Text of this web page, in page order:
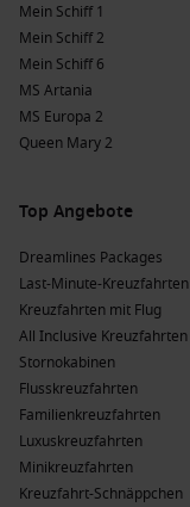
Mein Schiff 1
Mein Schiff 2
Mein Schiff 6
MS Artania
MS Europa 2
Queen Mary 2
Top Angebote
Dreamlines Packages
Last-Minute-Kreuzfahrten
Kreuzfahrten mit Flug
All Inclusive Kreuzfahrten
Stornokabinen
Flusskreuzfahrten
Familienkreuzfahrten
Luxuskreuzfahrten
Minikreuzfahrten
Kreuzfahrt-Schnäppchen